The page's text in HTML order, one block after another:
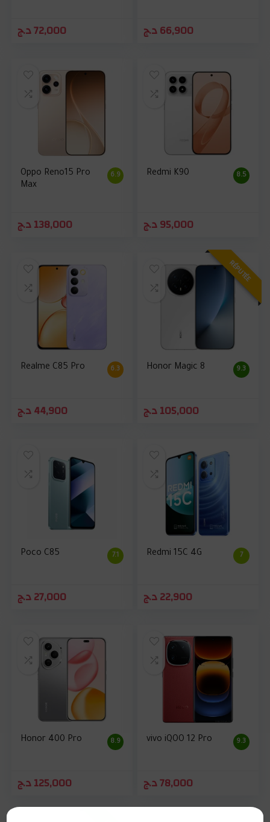
72,000د.ج 66,900د.ج
6.9
Oppo Reno15 Pro
Max
138,000د.ج
8.5
Redmi K90
95,000د.ج
6.3
Realme C85 Pro
44,900د.ج
RÉPUTÉE
9.3
Honor Magic 8
105,000د.ج
7.1
Poco C85
27,000د.ج
7
Redmi 15C 4G
22,900د.ج
8.9
Honor 400 Pro
125,000د.ج
9.3
vivo iQOO 12 Pro
78,000د.ج